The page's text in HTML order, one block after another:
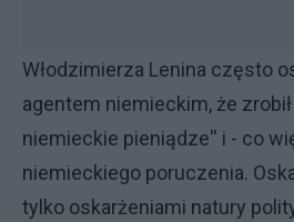
Włodzimierza Lenina często
agentem niemieckim, że
niemieckie pieniądze'' i - co
niemieckiego poruczenia.
tylko oskarżeniami natury